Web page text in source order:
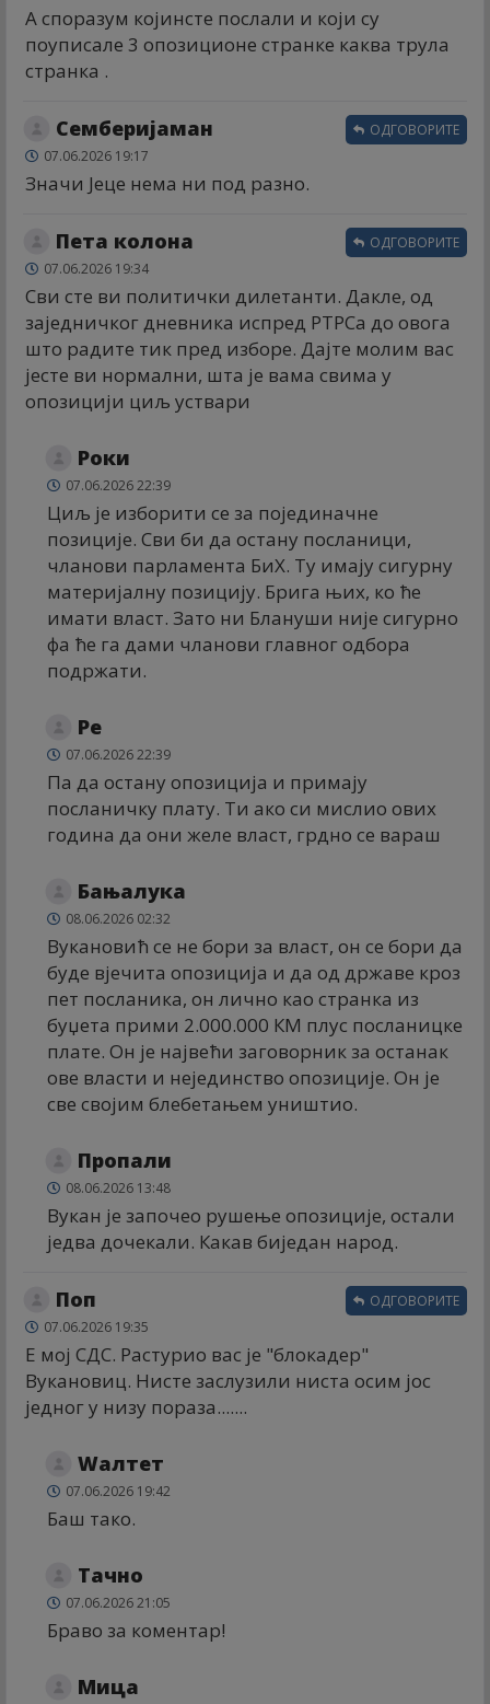
А споразум којинсте послали и који су
поyписале 3 опозиционе странке каква трула
странка .
Семберијаман
07.06.2026 19:17
Значи Јеце нема ни под разно.
ОДГОВОРИТЕ
Пета колона
07.06.2026 19:34
Сви сте ви политички дилетанти. Дакле, од
заједничког дневника испред РТРСа до овога
што радите тик пред изборе. Дајте молим вас
јесте ви нормални, шта је вама свима у
опозицији циљ уствари
ОДГОВОРИТЕ
Роки
07.06.2026 22:39
Циљ је изборити се за појединачне
позиције. Сви би да остану посланици,
чланови парламента БиХ. Ту имају сигурну
материјалну позицију. Брига њих, ко ће
имати власт. Зато ни Блануши није сигурно
фа ће га дами чланови главног одбора
подржати.
Ре
07.06.2026 22:39
Па да остану опозиција и примају
посланичку плату. Ти ако си мислио ових
година да они желе власт, грдно се вараш
Бањалука
08.06.2026 02:32
Вукановић се не бори за власт, он се бори да
буде вјечита опозиција и да од државе кроз
пет посланика, он лично као странка из
буџета прими 2.000.000 КМ плус посланицке
плате. Он је највећи заговорник за останак
ове власти и нејединство опозиције. Он је
све својим блебетањем уништио.
Пропали
08.06.2026 13:48
Вукан је започео рушење опозиције, остали
једва дочекали. Какав биједан народ.
Поп
07.06.2026 19:35
Е мој СДС. Растурио вас је "блокадер"
Вукановиц. Нисте заслузили ниста осим јос
једног у низу пораза.......
ОДГОВОРИТЕ
Wалтет
07.06.2026 19:42
Баш тако.
Тачно
07.06.2026 21:05
Браво за коментар!
Мица